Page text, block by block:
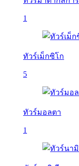
1
ทัวร์เม็กซิโก
5
ทัวร์มอลตา
1